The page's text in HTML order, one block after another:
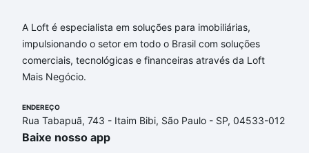
A Loft é especialista em soluções para imobiliárias,
impulsionando o setor em todo o Brasil com soluções
comerciais, tecnológicas e financeiras através da Loft
Mais Negócio.
ENDEREÇO
Rua Tabapuã, 743 - Itaim Bibi, São Paulo - SP, 04533-012
Baixe nosso app